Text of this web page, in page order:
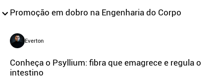
Promoção em dobro na Engenharia do Corpo
Everton
Conheça o Psyllium: fibra que emagrece e regula o
intestino